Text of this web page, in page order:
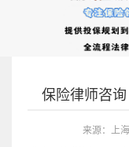
保险律师咨
来源：上